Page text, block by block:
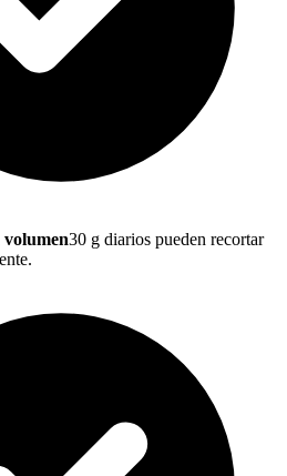
30 g diarios pueden recortar